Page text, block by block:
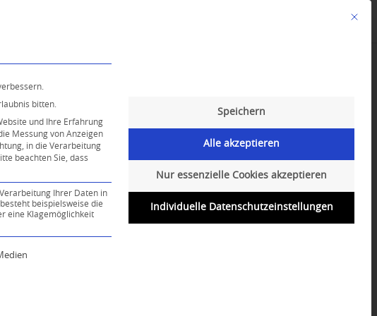
Mit
bitten.
und Ihre Erfahrung
Messung von Anzeigen
in die Verarbeitung
beachten Sie, dass
Ihrer Daten in
beispielsweise die
eine Klagemöglichkeit
Service-Gruppe ist essenziell und kann nicht abgewählt
Speichern
Alle akzeptieren
Nur essenzielle Cookies akzeptieren
Individuelle Datenschutzeinstellungen